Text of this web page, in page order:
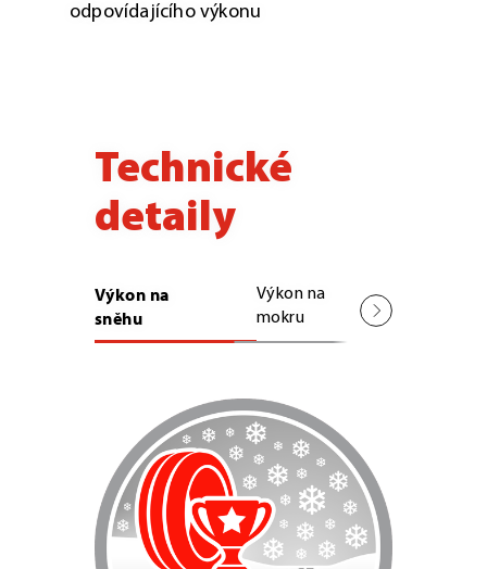
odpovídajícího výkonu
Technické
detaily
Výkon na
sněhu
Výkon na
mokru